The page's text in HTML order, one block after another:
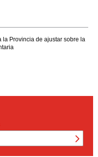
la Provincia de ajustar sobre la